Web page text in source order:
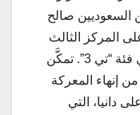
السعوديين صالح
المركز الثالث
في الترتيب العام للبُطولة والأول في فئة “تي 3”. تمكَّن
إنهاء المعركة
2.7 ثانيتين على دانيا، التي